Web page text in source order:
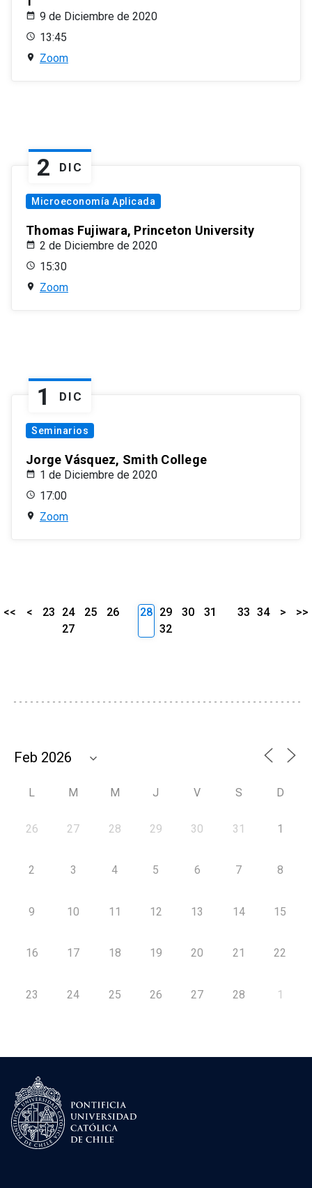
9 de Diciembre de 2020
13:45
Zoom
2 DIC
Microeconomía Aplicada
Thomas Fujiwara, Princeton University
2 de Diciembre de 2020
15:30
Zoom
1 DIC
Seminarios
Jorge Vásquez, Smith College
1 de Diciembre de 2020
17:00
Zoom
<< < 23 24 25
26
27
28 29 30
31
32
33 34 > >>
L M M J V S D
26 27 28 29 30 31 1
2 3 4 5 6 7 8
9 10 11 12 13 14 15
16 17 18 19 20 21 22
23 24 25 26 27 28 1